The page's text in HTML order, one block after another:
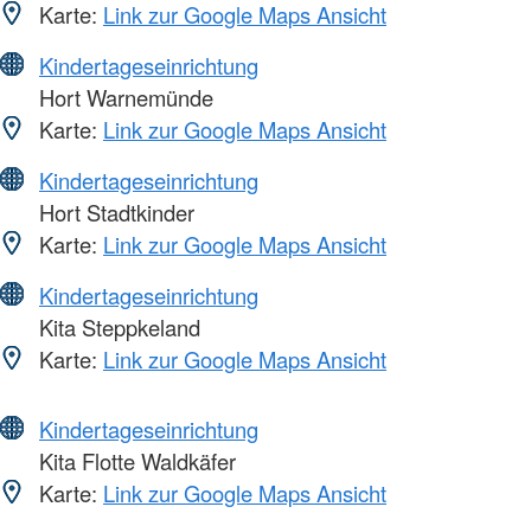
Karte: Link zur Google Maps Ansicht
Kindertageseinrichtung
Hort Warnemünde
Karte: Link zur Google Maps Ansicht
Kindertageseinrichtung
Hort Stadtkinder
Karte: Link zur Google Maps Ansicht
Kindertageseinrichtung
Kita Steppkeland
Karte: Link zur Google Maps Ansicht
Kindertageseinrichtung
Kita Flotte Waldkäfer
Karte: Link zur Google Maps Ansicht